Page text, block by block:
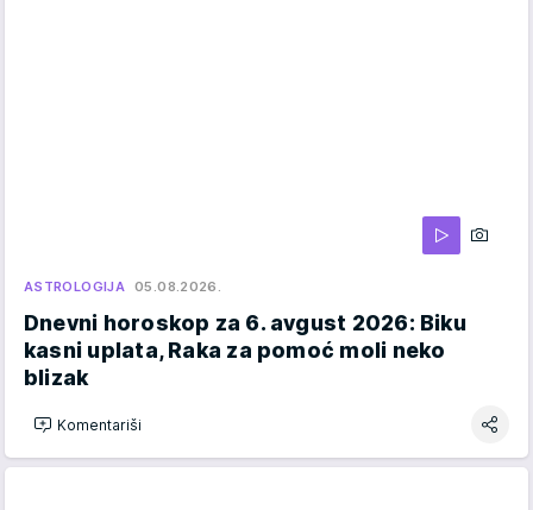
ASTROLOGIJA 05.08.2026.
Dnevni horoskop za 6. avgust 2026: Biku
kasni uplata, Raka za pomoć moli neko
blizak
Komentariši